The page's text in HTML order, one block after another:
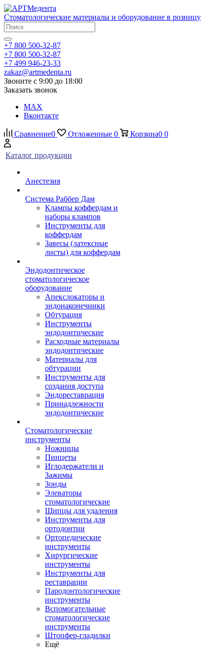
Стоматологические материалы и оборудование в розницу
+7 800 500-32-87
+7 800 500-32-87
+7 499 946-23-33
zakaz@artmedenta.ru
Звоните с 9:00 до 18:00
Заказать звонок
MAX
Вконтакте
Сравнение0 Отложенные 0 Корзина0 0
Каталог продукции
Анестезия
Система Раббер Дам
Клампы коффердам и
наборы клампов
Инструменты для
коффердам
Завесы (латексные
листы) для коффердам
Эндодонтическое
стоматологическое
оборудование
Апекслокаторы и
эндонаконечники
Обтурация
Инструменты
эндодонтические
Расходные материалы
эндодонтические
Материалы для
обтурации
Инструменты для
создания доступа
Эндореставрация
Принадлежности
эндодонтические
Стоматологические
инструменты
Ножницы
Пинцеты
Иглодержатели и
Зажимы
Зонды
Элеваторы
стоматологические
Щипцы для удаления
Инструменты для
ортодонтии
Ортопедические
инструменты
Хирургические
инструменты
Инструменты для
реставрации
Пародонтологические
инструменты
Вспомогательные
стоматологические
инструменты
Штопфер-гладилки
Ещё